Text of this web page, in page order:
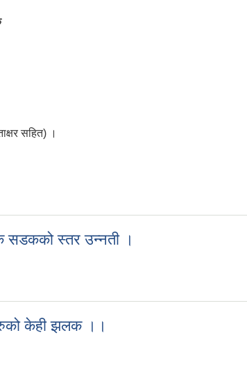
सहित) ।
सडकको स्तर उन्नती ।
केही झलक ।।